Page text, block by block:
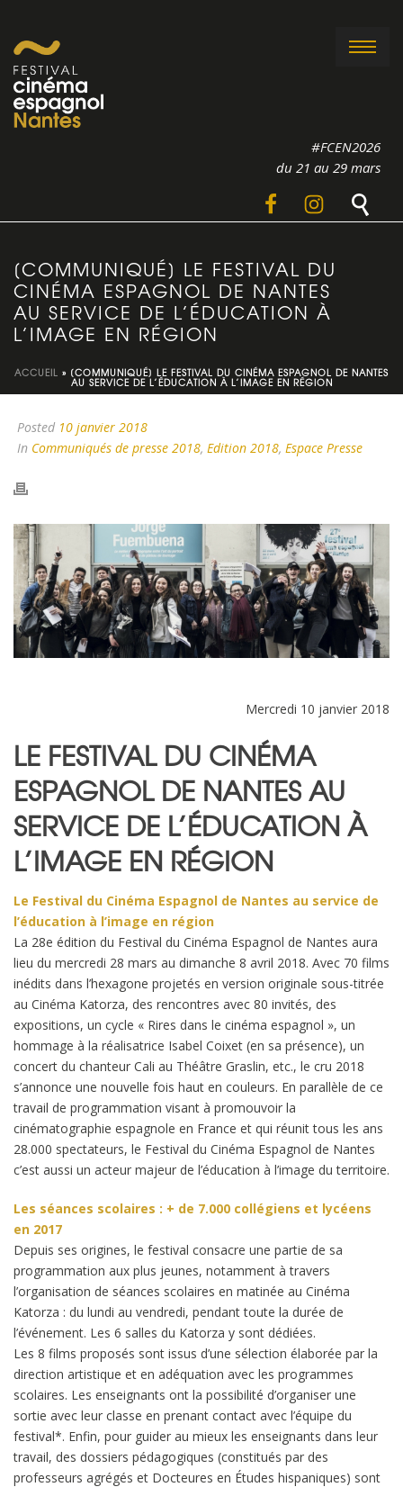
#FCEN2026
du 21 au 29 mars
[COMMUNIQUÉ] LE FESTIVAL DU
CINÉMA ESPAGNOL DE NANTES
AU SERVICE DE L’ÉDUCATION À
L’IMAGE EN RÉGION
ACCUEIL » [COMMUNIQUÉ] LE FESTIVAL DU CINÉMA ESPAGNOL DE NANTES
AU SERVICE DE L’ÉDUCATION À L’IMAGE EN RÉGION
Posted 10 janvier 2018
In Communiqués de presse 2018, Edition 2018, Espace Presse
Mercredi 10 janvier 2018
LE FESTIVAL DU CINÉMA
ESPAGNOL DE NANTES AU
SERVICE DE L’ÉDUCATION À
L’IMAGE EN RÉGION
Le Festival du Cinéma Espagnol de Nantes au service de
l’éducation à l’image en région
La 28e édition du Festival du Cinéma Espagnol de Nantes aura
lieu du mercredi 28 mars au dimanche 8 avril 2018. Avec 70 films
inédits dans l’hexagone projetés en version originale sous-titrée
au Cinéma Katorza, des rencontres avec 80 invités, des
expositions, un cycle « Rires dans le cinéma espagnol », un
hommage à la réalisatrice Isabel Coixet (en sa présence), un
concert du chanteur Cali au Théâtre Graslin, etc., le cru 2018
s’annonce une nouvelle fois haut en couleurs. En parallèle de ce
travail de programmation visant à promouvoir la
cinématographie espagnole en France et qui réunit tous les ans
28.000 spectateurs, le Festival du Cinéma Espagnol de Nantes
c’est aussi un acteur majeur de l’éducation à l’image du territoire.
Les séances scolaires : + de 7.000 collégiens et lycéens
en 2017
Depuis ses origines, le festival consacre une partie de sa
programmation aux plus jeunes, notamment à travers
l’organisation de séances scolaires en matinée au Cinéma
Katorza : du lundi au vendredi, pendant toute la durée de
l’événement. Les 6 salles du Katorza y sont dédiées.
Les 8 films proposés sont issus d’une sélection élaborée par la
direction artistique et en adéquation avec les programmes
scolaires. Les enseignants ont la possibilité d’organiser une
sortie avec leur classe en prenant contact avec l’équipe du
festival*. Enfin, pour guider au mieux les enseignants dans leur
travail, des dossiers pédagogiques (constitués par des
professeurs agrégés et Docteures en Études hispaniques) sont